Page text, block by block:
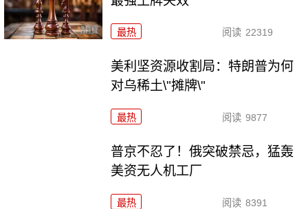
最热 阅读 22319
美利坚资源收割局：特朗普为何
对乌稀土\"摊牌\"
最热 阅读 9877
普京不忍了！俄突破禁忌，猛轰
美资无人机工厂
最热 阅读 8391